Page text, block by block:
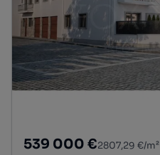
539 000 €2807,29 €/m²